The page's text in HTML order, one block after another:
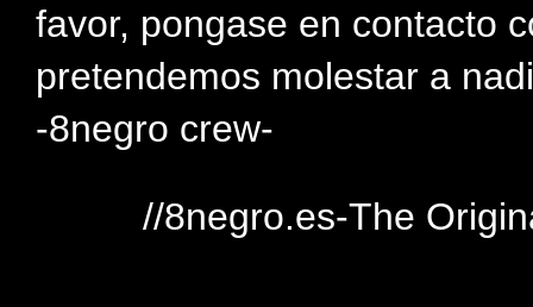
favor, pongase en contacto
pretendemos molestar a
-8negro crew-
//8negro.es-The